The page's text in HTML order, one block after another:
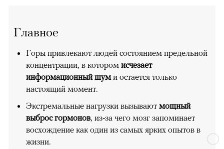
Главное
Горы привлекают людей состоянием предельной
концентрации, в котором исчезает
информационный шуми остается только
настоящий момент.
Экстремальные нагрузки вызывают мощный
выброс гормонов, из-за чего мозг запоминает
восхождение как один из самых ярких опытов в
жизни.